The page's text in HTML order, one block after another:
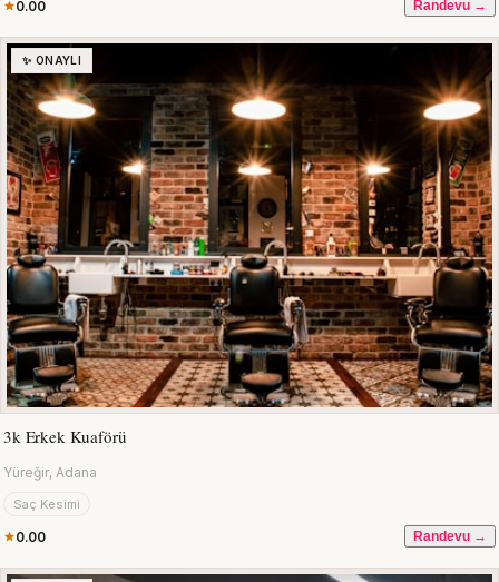
0.00 Randevu →
✨ ONAYLI
3k Erkek Kuaförü
Yüreğir, Adana
Saç Kesimi
0.00 Randevu →